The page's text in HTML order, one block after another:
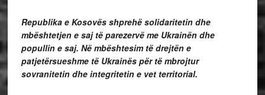
Republika e Kosovës shprehë solidaritetin dhe
mbështetjen e saj të parezervë me Ukrainën dhe
popullin e saj. Në mbështesim të drejtën e
patjetërsueshme të Ukrainës për të mbrojtur
sovranitetin dhe integritetin e vet territorial.